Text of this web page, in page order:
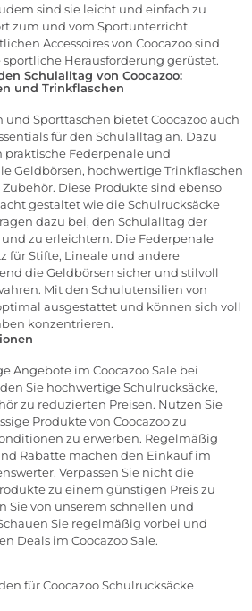
sind sie leicht und einfach zu
zum und vom Sportunterricht
Accessoires von Coocazoo sind
Herausforderung gerüstet.
Schulalltag von Coocazoo:
und Trinkflaschen
und Sporttaschen bietet Coocazoo auch
für den Schulalltag an. Dazu
praktische Federpenale und
Geldbörsen, hochwertige Trinkflaschen
Zubehör. Diese Produkte sind ebenso
gestaltet wie die Schulrucksäcke
dazu bei, den Schulalltag der
zu erleichtern. Die Federpenale
für Stifte, Lineale und andere
die Geldbörsen sicher und stilvoll
Mit den Schulutensilien von
ausgestattet und können sich voll
konzentrieren.
Angebote im Coocazoo Sale bei
Sie hochwertige Schulrucksäcke,
zu reduzierten Preisen. Nutzen Sie
Produkte von Coocazoo zu
zu erwerben. Regelmäßig
Rabatte machen den Einkauf im
Verpassen Sie nicht die
zu einem günstigen Preis zu
Sie von unserem schnellen und
Sie regelmäßig vorbei und
Deals im Coocazoo Sale.
für Coocazoo Schulrucksäcke